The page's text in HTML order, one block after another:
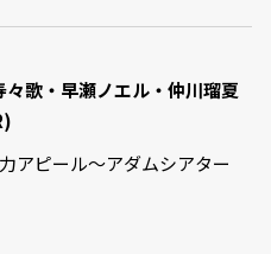
歌・早瀬ノエル・仲川瑠夏
アピール〜アダムシアター